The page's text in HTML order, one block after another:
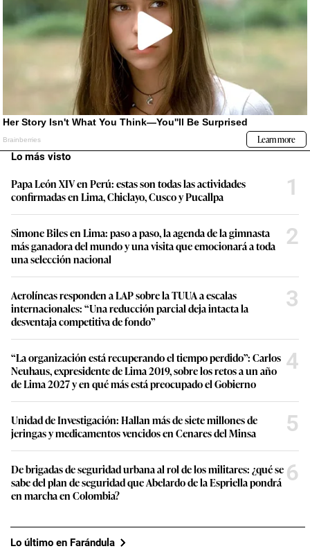
Lo más visto
Papa León XIV en Perú: estas son todas las actividades
confirmadas en Lima, Chiclayo, Cusco y Pucallpa
1
Simone Biles en Lima: paso a paso, la agenda de la gimnasta
más ganadora del mundo y una visita que emocionará a toda
una selección nacional
2
Aerolíneas responden a LAP sobre la TUUA a escalas
internacionales: “Una reducción parcial deja intacta la
desventaja competitiva de fondo”
3
“La organización está recuperando el tiempo perdido”: Carlos
Neuhaus, expresidente de Lima 2019, sobre los retos a un año
de Lima 2027 y en qué más está preocupado el Gobierno
4
Unidad de Investigación: Hallan más de siete millones de
jeringas y medicamentos vencidos en Cenares del Minsa
5
De brigadas de seguridad urbana al rol de los militares: ¿qué se
sabe del plan de seguridad que Abelardo de la Espriella pondrá
en marcha en Colombia?
6
Lo último en Farándula